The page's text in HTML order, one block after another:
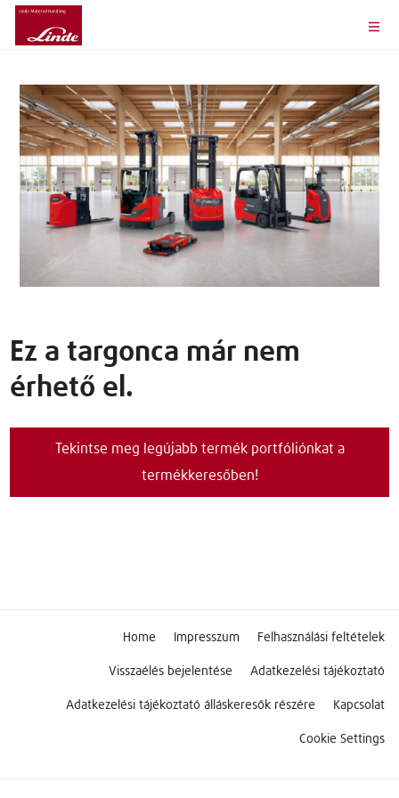
Ez a targonca már nem
érhető el.
Tekintse meg legújabb termék portfóliónkat a
termékkeresőben!
Home Impresszum Felhasználási feltételek
Visszaélés bejelentése Adatkezelési tájékoztató
Adatkezelési tájékoztató álláskeresők részére Kapcsolat
Cookie Settings